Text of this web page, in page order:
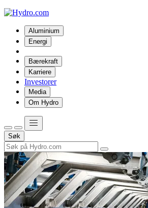
Aluminium
Energi
Bærekraft
Karriere
Investorer
Media
Om Hydro
Søk